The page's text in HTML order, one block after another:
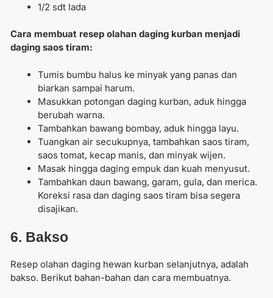
1/2 sdt lada
Cara membuat resep olahan daging kurban menjadi
daging saos tiram:
Tumis bumbu halus ke minyak yang panas dan
biarkan sampai harum.
Masukkan potongan daging kurban, aduk hingga
berubah warna.
Tambahkan bawang bombay, aduk hingga layu.
Tuangkan air secukupnya, tambahkan saos tiram,
saos tomat, kecap manis, dan minyak wijen.
Masak hingga daging empuk dan kuah menyusut.
Tambahkan daun bawang, garam, gula, dan merica.
Koreksi rasa dan daging saos tiram bisa segera
disajikan.
6. Bakso
Resep olahan daging hewan kurban selanjutnya, adalah
bakso. Berikut bahan-bahan dan cara membuatnya.